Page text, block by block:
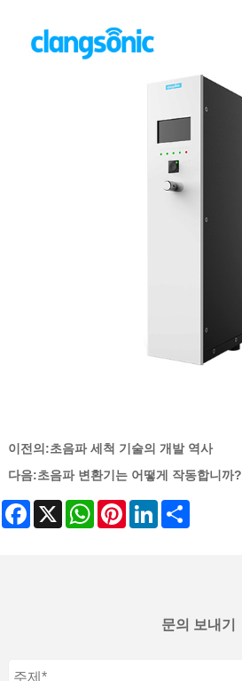
이전의:초음파 세척 기술의 개발 역사
다음:초음파 변환기는 어떻게 작동합니까?
Facebook
X WhatsAppPinterestLinkedIn
문의 보내기